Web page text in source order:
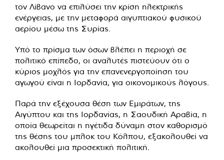
τον Λίβανο να επιλύσει την κρίση ηλεκτρικής
ενέργειας, με την μεταφορά αιγυπτιακού φυσικού
αερίου μέσω της Συρίας.
Υπό το πρίσμα των όσων βλέπει η περιοχή σε
πολιτικό επίπεδο, οι αναλυτές πιστεύουν ότι ο
κύριος μοχλός για την επανενεργοποίηση του
αγωγού είναι η Ιορδανία, για οικονομικούς λόγους.
Παρά την εξέχουσα θέση των Εμιράτων, της
Αιγύπτου και της Ιορδανίας, η Σαουδική Αραβία, η
οποία θεωρείται η ηγέτιδα δύναμη στον καθορισμό
της θέσης του μπλοκ του Κόλπου, εξακολουθεί να
ακολουθεί μια προσεκτική πολιτική.